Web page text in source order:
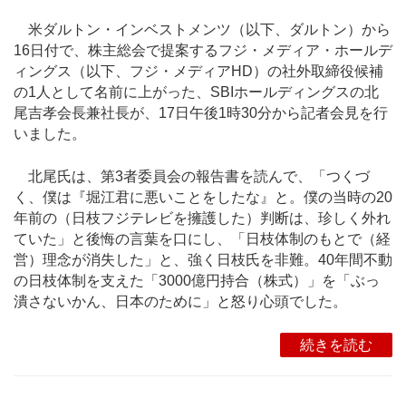
米ダルトン・インベストメンツ（以下、ダルトン）から
16日付で、株主総会で提案するフジ・メディア・ホールデ
ィングス（以下、フジ・メディアHD）の社外取締役候補
の1人として名前に上がった、SBIホールディングスの北
尾吉孝会長兼社長が、17日午後1時30分から記者会見を行
いました。
北尾氏は、第3者委員会の報告書を読んで、「つくづ
く、僕は『堀江君に悪いことをしたな』と。僕の当時の20
年前の（日枝フジテレビを擁護した）判断は、珍しく外れ
ていた」と後悔の言葉を口にし、「日枝体制のもとで（経
営）理念が消失した」と、強く日枝氏を非難。40年間不動
の日枝体制を支えた「3000億円持合（株式）」を「ぶっ
潰さないかん、日本のために」と怒り心頭でした。
続きを読む